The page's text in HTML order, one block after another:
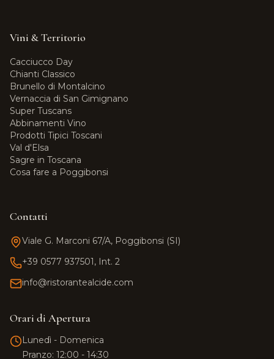
Vini & Territorio
Cacciucco Day
Chianti Classico
Brunello di Montalcino
Vernaccia di San Gimignano
Super Tuscans
Abbinamenti Vino
Prodotti Tipici Toscani
Val d'Elsa
Sagre in Toscana
Cosa fare a Poggibonsi
Contatti
Viale G. Marconi 67/A, Poggibonsi (SI)
+39 0577 937501, Int. 2
info@ristorantealcide.com
Orari di Apertura
Lunedì - Domenica
Pranzo: 12:00 - 14:30
Team Alcide